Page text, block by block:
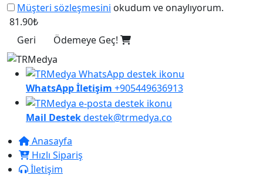
Müşteri sözleşmesini okudum ve onaylıyorum.
81.90₺
Geri
Ödemeye Geç!
WhatsApp İletişim +905449636913
Mail Destekdestek@trmedya.co
Anasayfa
Hızlı Sipariş
İletişim